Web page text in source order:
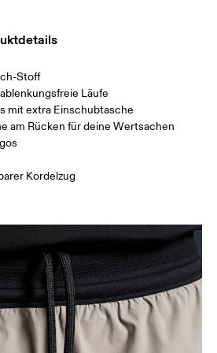
mehr zu sehen
7.62 cm
Stoff
Läufe
mit extra Einschubtasche
am Rücken für deine Wertsachen
Kordelzug